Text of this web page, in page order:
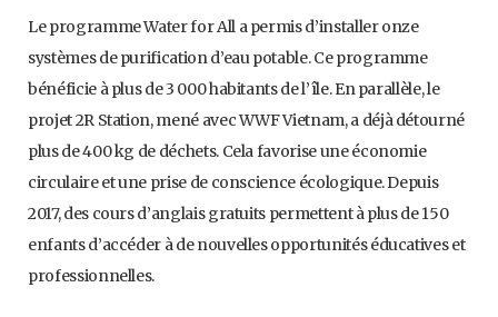
Le programme Water for All a permis d’installer onze
systèmes de purification d’eau potable. Ce programme
bénéficie à plus de 3 000 habitants de l’île. En parallèle, le
projet 2R Station, mené avec WWF Vietnam, a déjà détourné
plus de 400 kg de déchets. Cela favorise une économie
circulaire et une prise de conscience écologique. Depuis
2017, des cours d’anglais gratuits permettent à plus de 150
enfants d’accéder à de nouvelles opportunités éducatives et
professionnelles.